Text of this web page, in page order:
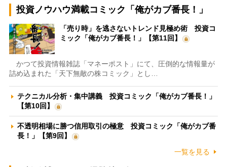
投資ノウハウ満載コミック「俺がカブ番長！」
「売り時」を逃さないトレンド見極め術 投資コ
ミック「俺がカブ番長！」【第11回】
かつて投資情報雑誌「マネーポスト」にて、圧倒的な情報量が
詰め込まれた「天下無敵の株コミック」とし…
テクニカル分析・集中講義 投資コミック「俺がカブ番長！」
【第10回】
不透明相場に勝つ信用取引の極意 投資コミック「俺がカブ番
長！」【第9回】
一覧を見る